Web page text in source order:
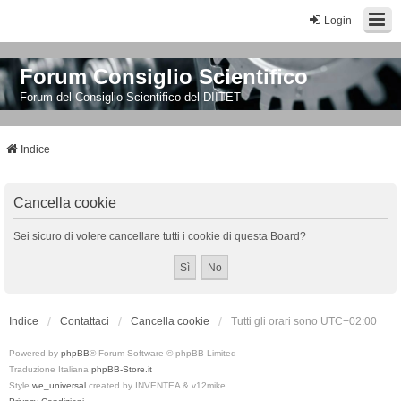
Login
Forum Consiglio Scientifico
Forum del Consiglio Scientifico del DIITET
Indice
Cancella cookie
Sei sicuro di volere cancellare tutti i cookie di questa Board?
Indice Contattaci Cancella cookie Tutti gli orari sono UTC+02:00
Powered by phpBB® Forum Software © phpBB Limited
Traduzione Italiana phpBB-Store.it
Style we_universal created by INVENTEA & v12mike